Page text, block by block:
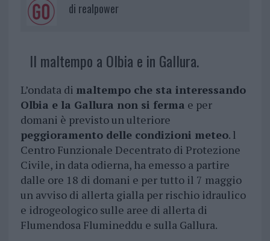
di realpower
Il maltempo a Olbia e in Gallura.
L’ondata di maltempo che sta interessando
Olbia e la Gallura non si ferma e per
domani è previsto un ulteriore
peggioramento delle condizioni meteo. l
Centro Funzionale Decentrato di Protezione
Civile, in data odierna, ha emesso a partire
dalle ore 18 di domani e per tutto il 7 maggio
un avviso di allerta gialla per rischio idraulico
e idrogeologico sulle aree di allerta di
Flumendosa Flumineddu e sulla Gallura.